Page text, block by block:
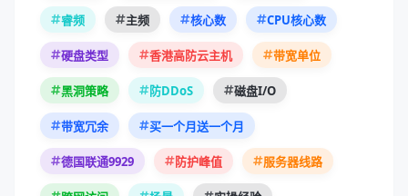
睿频 主频 核心数 CPU核心数
硬盘类型 香港高防云主机 带宽单位
黑洞策略 防DDoS 磁盘I/O
带宽冗余 买一个月送一个月
德国联通9929 防护峰值 服务器线路